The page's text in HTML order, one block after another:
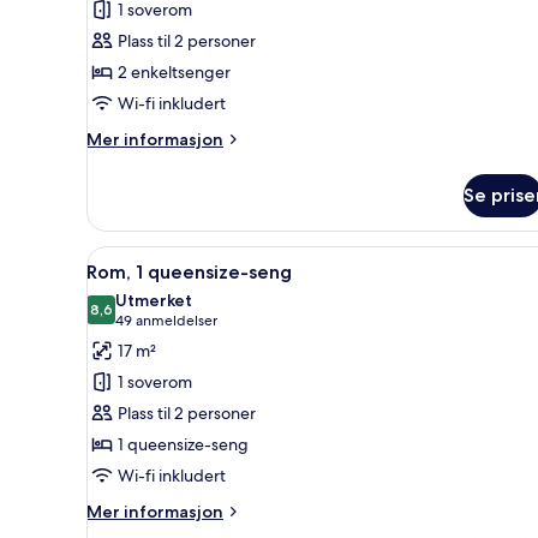
tomannsrom
1 soverom
Plass til 2 personer
2 enkeltsenger
Wi-fi inkludert
Mer informasjon
Mer
tomannsrom
Se
Åpne
alle
bildene
av
Rom,
queensize-
seng
Skrivebord, skrivebord for
10
Rom, 1 queensize-seng
8,68,6 av 10
Utmerket
49 anmeldelser
(49
anmeldelser)
17 m²
1 soverom
Plass til 2 personer
1 queensize-seng
Wi-fi inkludert
Mer informasjon
Mer